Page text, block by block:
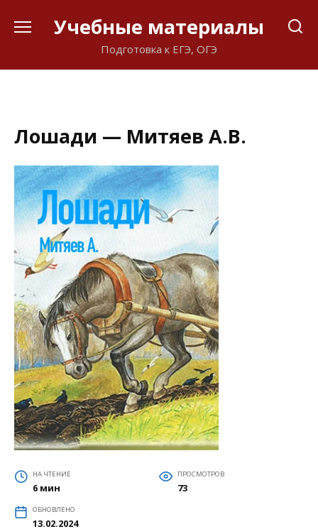
Учебные материалы
Подготовка к ЕГЭ, ОГЭ
Лошади — Митяев А.В.
НА ЧТЕНИЕ
6 мин
ПРОСМОТРОВ
73
ОБНОВЛЕНО
13.02.2024